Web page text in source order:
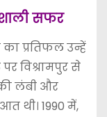
सफर
प्रतिफल उन्हें
विश्रामपुर से
लंबी और
थी। 1990 में,